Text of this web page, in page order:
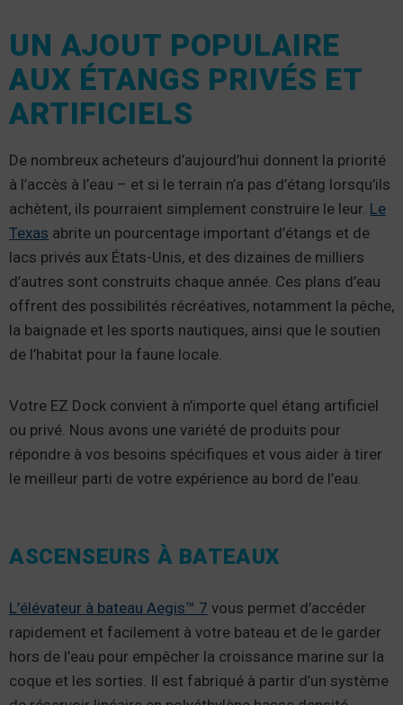
UN AJOUT POPULAIRE
AUX ÉTANGS PRIVÉS ET
ARTIFICIELS
De nombreux acheteurs d’aujourd’hui donnent la priorité
à l’accès à l’eau – et si le terrain n’a pas d’étang lorsqu’ils
achètent, ils pourraient simplement construire le leur. Le
Texas abrite un pourcentage important d’étangs et de
lacs privés aux États-Unis, et des dizaines de milliers
d’autres sont construits chaque année. Ces plans d’eau
offrent des possibilités récréatives, notamment la pêche,
la baignade et les sports nautiques, ainsi que le soutien
de l’habitat pour la faune locale.
Votre EZ Dock convient à n’importe quel étang artificiel
ou privé. Nous avons une variété de produits pour
répondre à vos besoins spécifiques et vous aider à tirer
le meilleur parti de votre expérience au bord de l’eau.
ASCENSEURS À BATEAUX
L’élévateur à bateau Aegis™ 7 vous permet d’accéder
rapidement et facilement à votre bateau et de le garder
hors de l’eau pour empêcher la croissance marine sur la
coque et les sorties. Il est fabriqué à partir d’un système